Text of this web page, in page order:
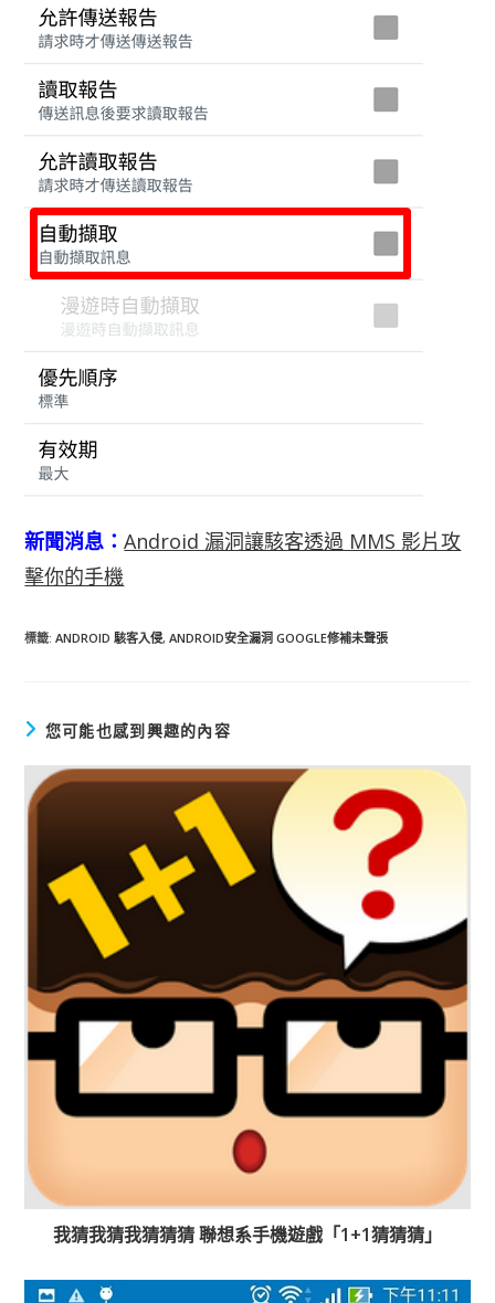
新聞消息：Android 漏洞讓駭客透過 MMS 影片攻
擊你的手機
標籤:ANDROID 駭客入侵, ANDROID安全漏洞 GOOGLE修補未聲張
您可能也感到興趣的內容
我猜我猜我猜猜猜 聯想系手機遊戲「1+1猜猜猜」